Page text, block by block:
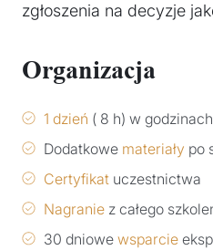
zgłoszenia na decyzje
Organizacja
1 dzień ( 8 h) w
Dodatkowe materiały po
Certyfikat uczestnictwa
Nagranie z całego
30 dniowe wsparcie